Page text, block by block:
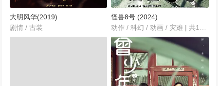
大明风华(2019)
剧情 / 古装
怪兽8号 (2024)